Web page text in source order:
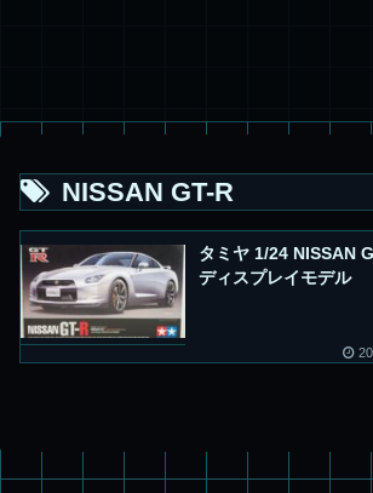
NISSAN GT-R
タミヤ 1/24 NISSAN
ディスプレイモデル